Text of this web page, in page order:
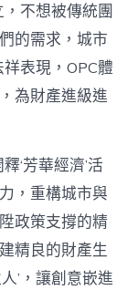
不想被傳統團
的需求，城市
表現，OPC體
為財產進級進
‘芳華經濟’活
，重構城市與
政策支撐的精
精良的財產生
’，讓創意嵌進